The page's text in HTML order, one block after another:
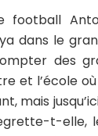
football
dans le
des
et l’école
mais
t-elle,